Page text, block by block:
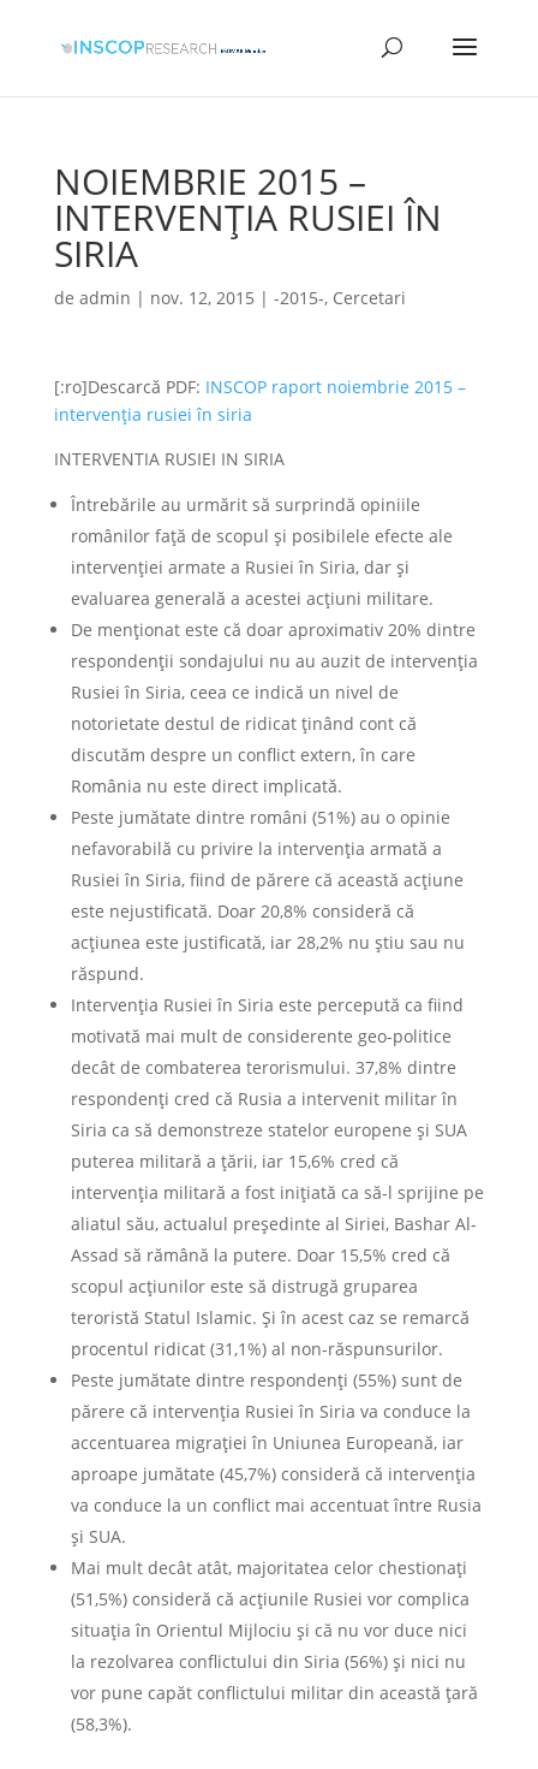
NOIEMBRIE 2015 –
INTERVENȚIA RUSIEI ÎN
SIRIA
de admin | nov. 12, 2015 | -2015-, Cercetari
[:ro]Descarcă PDF: INSCOP raport noiembrie 2015 –
intervenția rusiei în siria
INTERVENTIA RUSIEI IN SIRIA
Întrebările au urmărit să surprindă opiniile
românilor față de scopul și posibilele efecte ale
intervenției armate a Rusiei în Siria, dar și
evaluarea generală a acestei acțiuni militare.
De menționat este că doar aproximativ 20% dintre
respondenții sondajului nu au auzit de intervenția
Rusiei în Siria, ceea ce indică un nivel de
notorietate destul de ridicat ținând cont că
discutăm despre un conflict extern, în care
România nu este direct implicată.
Peste jumătate dintre români (51%) au o opinie
nefavorabilă cu privire la intervenția armată a
Rusiei în Siria, fiind de părere că această acțiune
este nejustificată. Doar 20,8% consideră că
acțiunea este justificată, iar 28,2% nu știu sau nu
răspund.
Intervenția Rusiei în Siria este percepută ca fiind
motivată mai mult de considerente geo-politice
decât de combaterea terorismului. 37,8% dintre
respondenți cred că Rusia a intervenit militar în
Siria ca să demonstreze statelor europene și SUA
puterea militară a țării, iar 15,6% cred că
intervenția militară a fost inițiată ca să-l sprijine pe
aliatul său, actualul președinte al Siriei, Bashar Al-
Assad să rămână la putere. Doar 15,5% cred că
scopul acțiunilor este să distrugă gruparea
teroristă Statul Islamic. Și în acest caz se remarcă
procentul ridicat (31,1%) al non-răspunsurilor.
Peste jumătate dintre respondenți (55%) sunt de
părere că intervenția Rusiei în Siria va conduce la
accentuarea migrației în Uniunea Europeană, iar
aproape jumătate (45,7%) consideră că intervenția
va conduce la un conflict mai accentuat între Rusia
și SUA.
Mai mult decât atât, majoritatea celor chestionați
(51,5%) consideră că acțiunile Rusiei vor complica
situația în Orientul Mijlociu și că nu vor duce nici
la rezolvarea conflictului din Siria (56%) și nici nu
vor pune capăt conflictului militar din această țară
(58,3%).